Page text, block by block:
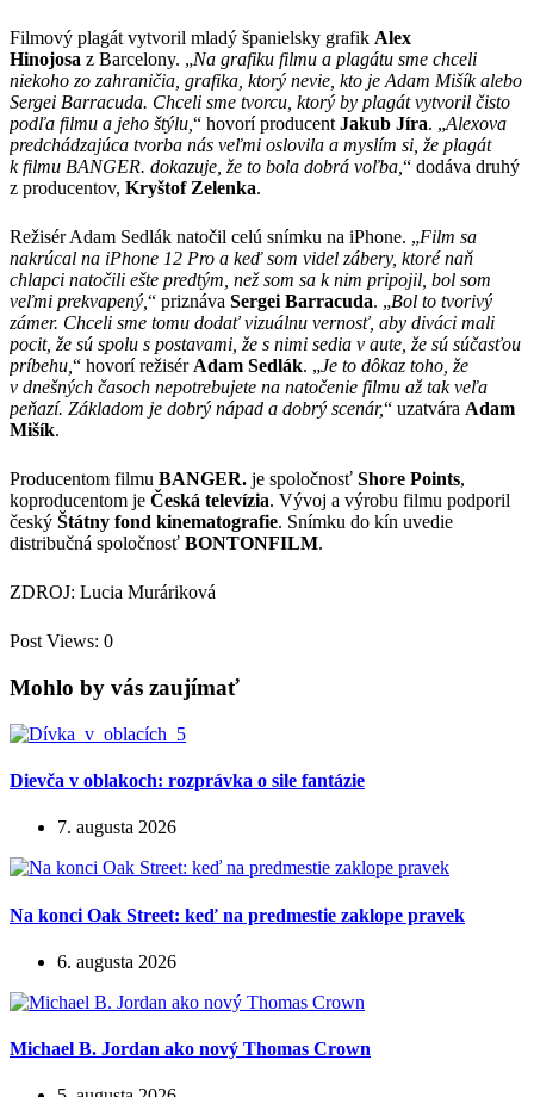
Filmový plagát vytvoril mladý španielsky grafik Alex
Hinojosa z Barcelony. „Na grafiku filmu a plagátu sme chceli
niekoho zo zahraničia, grafika, ktorý nevie, kto je Adam Mišík alebo
Sergei Barracuda. Chceli sme tvorcu, ktorý by plagát vytvoril čisto
podľa filmu a jeho štýlu, “ hovorí producent Jakub Jíra. „Alexova
predchádzajúca tvorba nás veľmi oslovila a myslím si, že plagát
k filmu BANGER. dokazuje, že to bola dobrá voľba, “ dodáva druhý
z producentov, Kryštof Zelenka.
Režisér Adam Sedlák natočil celú snímku na iPhone. „Film sa
nakrúcal na iPhone 12 Pro a keď som videl zábery, ktoré naň
chlapci natočili ešte predtým, než som sa k nim pripojil, bol som
veľmi prekvapený, “ priznáva Sergei Barracuda. „Bol to tvorivý
zámer. Chceli sme tomu dodať vizuálnu vernosť, aby diváci mali
pocit, že sú spolu s postavami, že s nimi sedia v aute, že sú súčasťou
príbehu, “ hovorí režisér Adam Sedlák. „Je to dôkaz toho, že
v dnešných časoch nepotrebujete na natočenie filmu až tak veľa
peňazí. Základom je dobrý nápad a dobrý scenár,“ uzatvára Adam
Mišík.
Producentom filmu BANGER. je spoločnosť Shore Points,
koproducentom je Česká televízia. Vývoj a výrobu filmu podporil
český Štátny fond kinematografie. Snímku do kín uvedie
distribučná spoločnosť BONTONFILM.
ZDROJ: Lucia Muráriková
Post Views: 0
Mohlo by vás zaujímať
Dievča v oblakoch: rozprávka o sile fantázie
7. augusta 2026
Na konci Oak Street: keď na predmestie zaklope pravek
6. augusta 2026
Michael B. Jordan ako nový Thomas Crown